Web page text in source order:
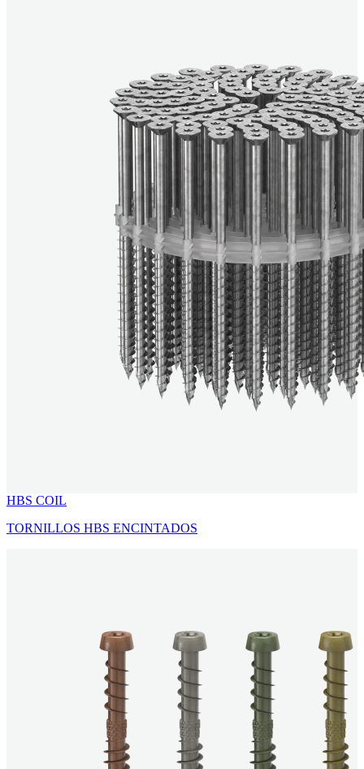
HBS COIL
TORNILLOS HBS ENCINTADOS